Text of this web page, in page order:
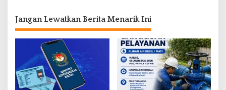
Jangan Lewatkan Berita Menarik Ini